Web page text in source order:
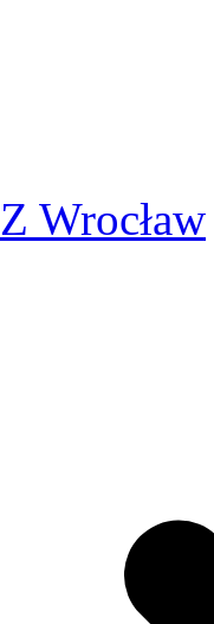
Wrocław